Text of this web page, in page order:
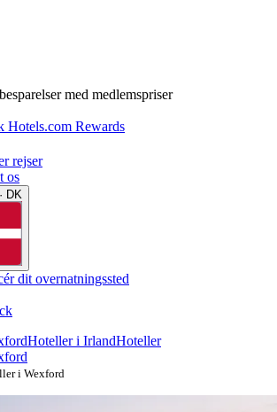
med medlemspriser
Hotels.com Rewards
rejser
os
DK
dit overnatningssted
Hoteller i IrlandHoteller
i Wexford